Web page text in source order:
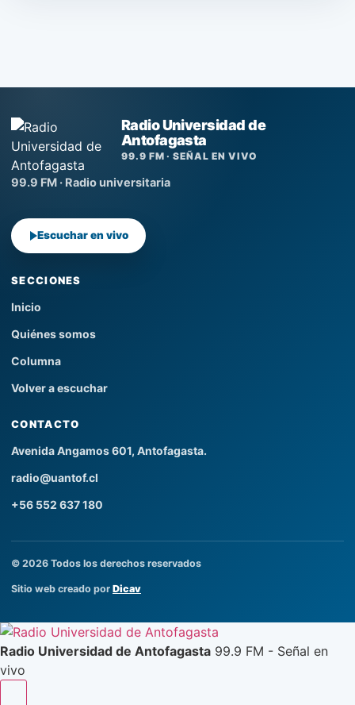
Radio Universidad de
Antofagasta
99.9 FM · SEÑAL EN VIVO
99.9 FM · Radio universitaria
Escuchar en vivo
SECCIONES
Inicio
Quiénes somos
Columna
Volver a escuchar
CONTACTO
Avenida Angamos 601, Antofagasta.
radio@uantof.cl
+56 552 637 180
© 2026 Todos los derechos reservados
Sitio web creado por Dicav
Radio Universidad de Antofagasta 99.9 FM - Señal en
vivo